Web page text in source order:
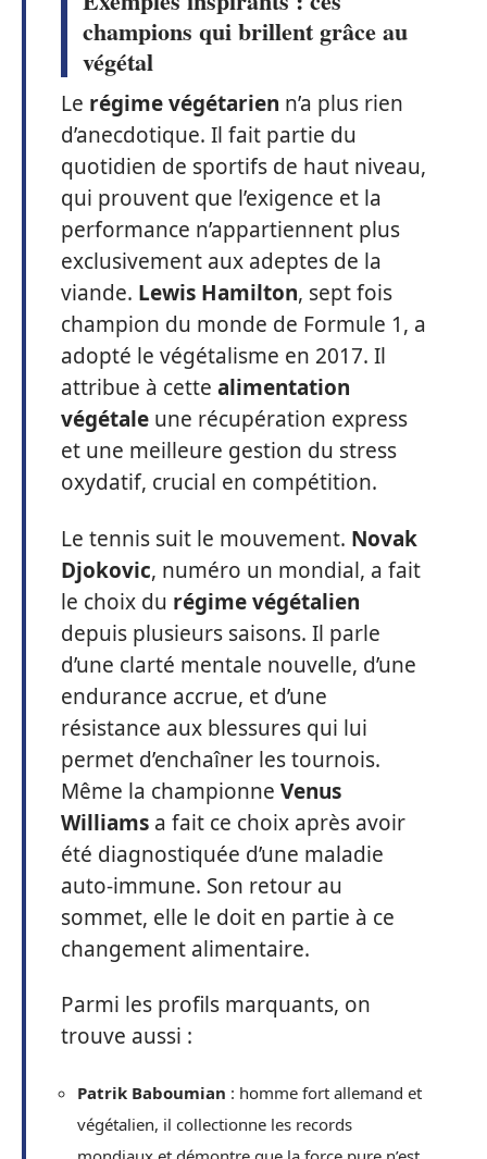
champions qui brillent grâce au
végétal
Le régime végétarien n’a plus rien
d’anecdotique. Il fait partie du
quotidien de sportifs de haut niveau,
qui prouvent que l’exigence et la
performance n’appartiennent plus
exclusivement aux adeptes de la
viande. Lewis Hamilton, sept fois
champion du monde de Formule 1, a
adopté le végétalisme en 2017. Il
attribue à cette alimentation
végétale une récupération express
et une meilleure gestion du stress
oxydatif, crucial en compétition.
Le tennis suit le mouvement. Novak
Djokovic, numéro un mondial, a fait
le choix du régime végétalien
depuis plusieurs saisons. Il parle
d’une clarté mentale nouvelle, d’une
endurance accrue, et d’une
résistance aux blessures qui lui
permet d’enchaîner les tournois.
Même la championne Venus
Williams a fait ce choix après avoir
été diagnostiquée d’une maladie
auto-immune. Son retour au
sommet, elle le doit en partie à ce
changement alimentaire.
Parmi les profils marquants, on
trouve aussi :
Patrik Baboumian : homme fort allemand et
végétalien, il collectionne les records